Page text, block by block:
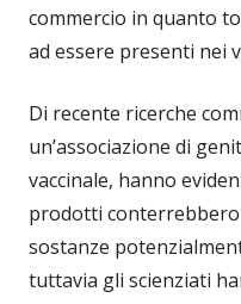
commercio in quanto
ad essere presenti nei
Di recente ricerche
un’associazione di
vaccinale, hanno
prodotti
sostanze
tuttavia gli scienziati